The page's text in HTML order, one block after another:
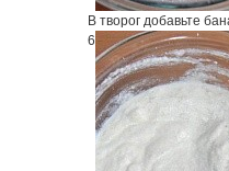
В творог добавьте
6